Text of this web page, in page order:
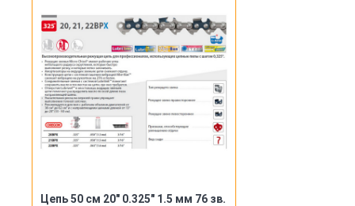
Цепь 50 см 20" 0.325" 1.5 мм 76 зв.